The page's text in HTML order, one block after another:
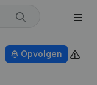
Opvolgen